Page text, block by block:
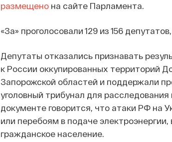
размещенона сайте Парламента.
«За» проголосовали 129 из 156
Депутаты отказались признавать
к России оккупированных территорий
Запорожской областей и поддержали
уголовный трибунал для
документе говорится, что атаки РФ на
или перебоям в подаче
гражданское население.